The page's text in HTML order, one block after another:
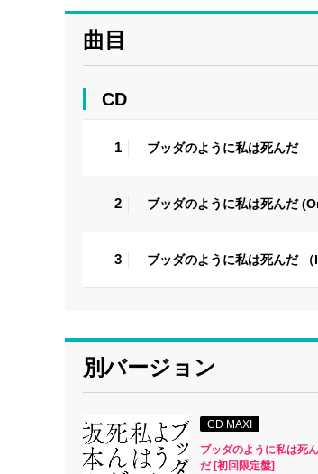
曲目
CD
1 ブッダのように私は死んだ
2 ブッダのように私は死んだ
3 ブッダのように私は死んだ
別バージョン
CD MAXI
ブッダのように私は死ん
だ [初回限定盤]